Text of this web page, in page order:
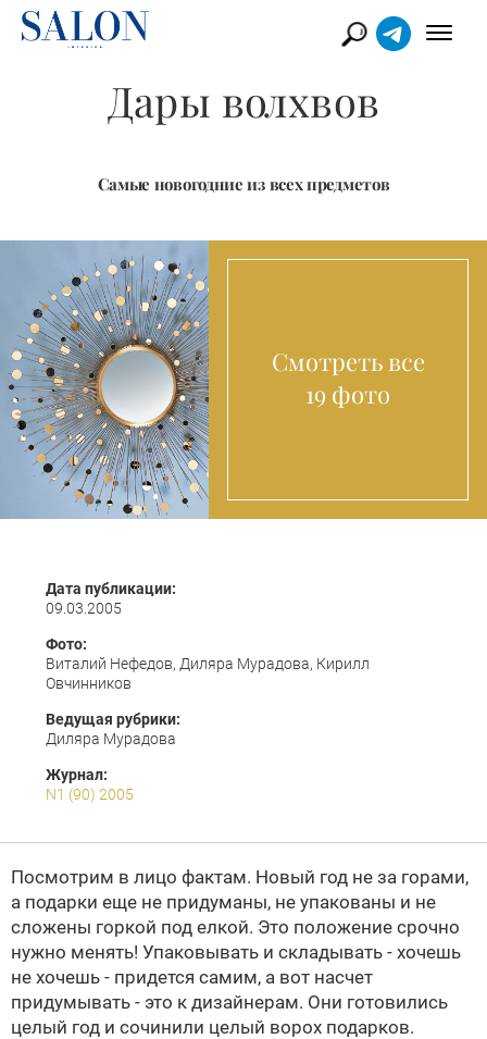
Дары волхвов
Самые новогодние из всех предметов
Смотреть все
19 фото
Дата публикации:
09.03.2005
Фото:
Виталий Нефедов, Диляра Мурадова, Кирилл
Овчинников
Ведущая рубрики:
Диляра Мурадова
Журнал:
N1 (90) 2005
Посмотрим в лицо фактам. Новый год не за горами,
а подарки еще не придуманы, не упакованы и не
сложены горкой под елкой. Это положение срочно
нужно менять! Упаковывать и складывать - хочешь
не хочешь - придется самим, а вот насчет
придумывать - это к дизайнерам. Они готовились
целый год и сочинили целый ворох подарков.